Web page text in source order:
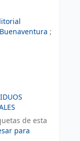
;
de esta
para